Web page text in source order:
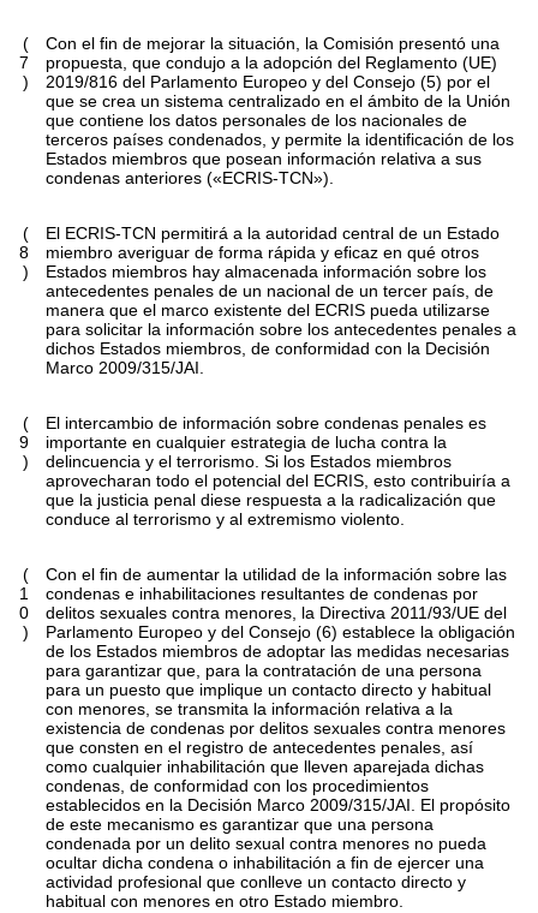
(
7
)
Con el fin de mejorar la situación, la Comisión presentó una
propuesta, que condujo a la adopción del Reglamento (UE)
2019/816 del Parlamento Europeo y del Consejo (5) por el
que se crea un sistema centralizado en el ámbito de la Unión
que contiene los datos personales de los nacionales de
terceros países condenados, y permite la identificación de los
Estados miembros que posean información relativa a sus
condenas anteriores («ECRIS-TCN»).
(
8
)
El ECRIS-TCN permitirá a la autoridad central de un Estado
miembro averiguar de forma rápida y eficaz en qué otros
Estados miembros hay almacenada información sobre los
antecedentes penales de un nacional de un tercer país, de
manera que el marco existente del ECRIS pueda utilizarse
para solicitar la información sobre los antecedentes penales a
dichos Estados miembros, de conformidad con la Decisión
Marco 2009/315/JAI.
(
9
)
El intercambio de información sobre condenas penales es
importante en cualquier estrategia de lucha contra la
delincuencia y el terrorismo. Si los Estados miembros
aprovecharan todo el potencial del ECRIS, esto contribuiría a
que la justicia penal diese respuesta a la radicalización que
conduce al terrorismo y al extremismo violento.
(
1
0
)
Con el fin de aumentar la utilidad de la información sobre las
condenas e inhabilitaciones resultantes de condenas por
delitos sexuales contra menores, la Directiva 2011/93/UE del
Parlamento Europeo y del Consejo (6) establece la obligación
de los Estados miembros de adoptar las medidas necesarias
para garantizar que, para la contratación de una persona
para un puesto que implique un contacto directo y habitual
con menores, se transmita la información relativa a la
existencia de condenas por delitos sexuales contra menores
que consten en el registro de antecedentes penales, así
como cualquier inhabilitación que lleven aparejada dichas
condenas, de conformidad con los procedimientos
establecidos en la Decisión Marco 2009/315/JAI. El propósito
de este mecanismo es garantizar que una persona
condenada por un delito sexual contra menores no pueda
ocultar dicha condena o inhabilitación a fin de ejercer una
actividad profesional que conlleve un contacto directo y
habitual con menores en otro Estado miembro.